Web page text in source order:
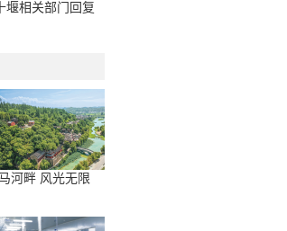
堰相关部门回复
河畔 风光无限